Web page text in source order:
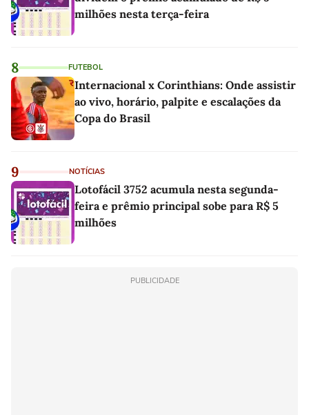
milhões nesta terça-feira
8 FUTEBOL
Internacional x Corinthians: Onde assistir
ao vivo, horário, palpite e escalações da
Copa do Brasil
9 NOTÍCIAS
Lotofácil 3752 acumula nesta segunda-
feira e prêmio principal sobe para R$ 5
milhões
PUBLICIDADE